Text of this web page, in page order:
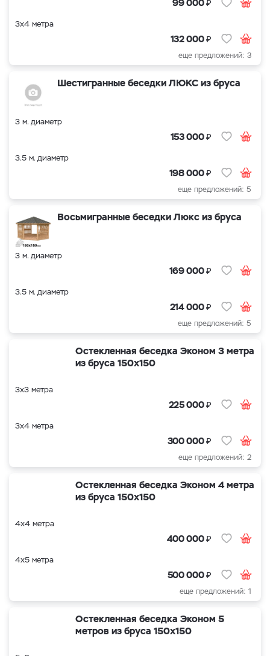
99 000
3х4 метра
132 000₽
еще предложений: 3
Шестигранные беседки ЛЮКС из бруса
3 м. диаметр
153 000₽
3.5 м. диаметр
198 000₽
еще предложений: 5
Восьмигранные беседки Люкс из бруса
3 м. диаметр
169 000₽
3.5 м. диаметр
214 000₽
еще предложений: 5
Остекленная беседка Эконом 3 метра
из бруса 150х150
3х3 метра
225 000₽
3х4 метра
300 000₽
еще предложений: 2
Остекленная беседка Эконом 4 метра
из бруса 150х150
4х4 метра
400 000₽
4х5 метра
500 000₽
еще предложений: 1
Остекленная беседка Эконом 5
метров из бруса 150х150